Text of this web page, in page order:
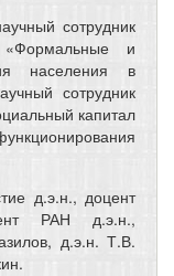
сотрудник
и
населения в
сотрудник
капитал
д.э.н., доцент
РАН д.э.н.,
д.э.н. Т.В.